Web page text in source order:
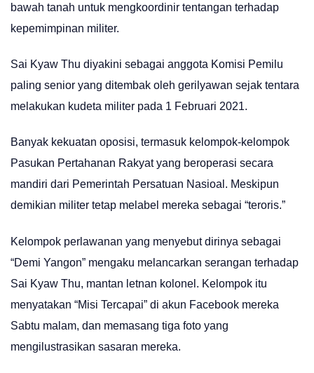
bawah tanah untuk mengkoordinir tentangan terhadap
kepemimpinan militer.
Sai Kyaw Thu diyakini sebagai anggota Komisi Pemilu
paling senior yang ditembak oleh gerilyawan sejak tentara
melakukan kudeta militer pada 1 Februari 2021.
Banyak kekuatan oposisi, termasuk kelompok-kelompok
Pasukan Pertahanan Rakyat yang beroperasi secara
mandiri dari Pemerintah Persatuan Nasioal. Meskipun
demikian militer tetap melabel mereka sebagai “teroris.”
Kelompok perlawanan yang menyebut dirinya sebagai
“Demi Yangon” mengaku melancarkan serangan terhadap
Sai Kyaw Thu, mantan letnan kolonel. Kelompok itu
menyatakan “Misi Tercapai” di akun Facebook mereka
Sabtu malam, dan memasang tiga foto yang
mengilustrasikan sasaran mereka.